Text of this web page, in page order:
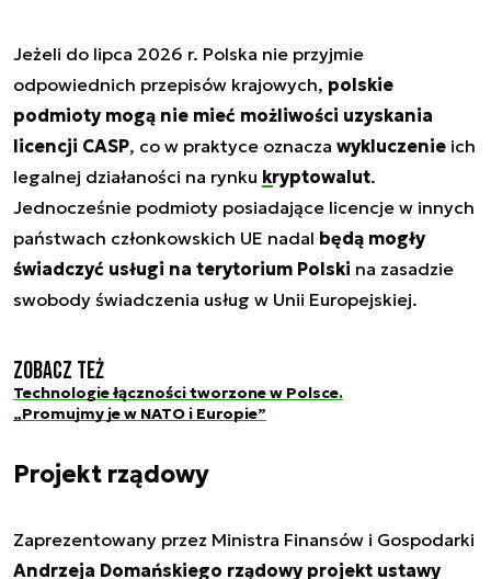
Jeżeli do lipca 2026 r. Polska nie przyjmie
odpowiednich przepisów krajowych, polskie
podmioty mogą nie mieć możliwości uzyskania
licencji CASP, co w praktyce oznacza wykluczenie ich
legalnej działaności na rynku kryptowalut.
Jednocześnie podmioty posiadające licencje w innych
państwach członkowskich UE nadal będą mogły
świadczyć usługi na terytorium Polski na zasadzie
swobody świadczenia usług w Unii Europejskiej.
Zobacz też
Technologie łączności tworzone w Polsce.
„Promujmy je w NATO i Europie”
Projekt rządowy
Zaprezentowany przez Ministra Finansów i Gospodarki
Andrzeja Domańskiego rządowy projekt ustawy